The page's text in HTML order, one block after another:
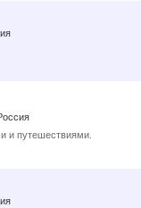
и путешествиями.